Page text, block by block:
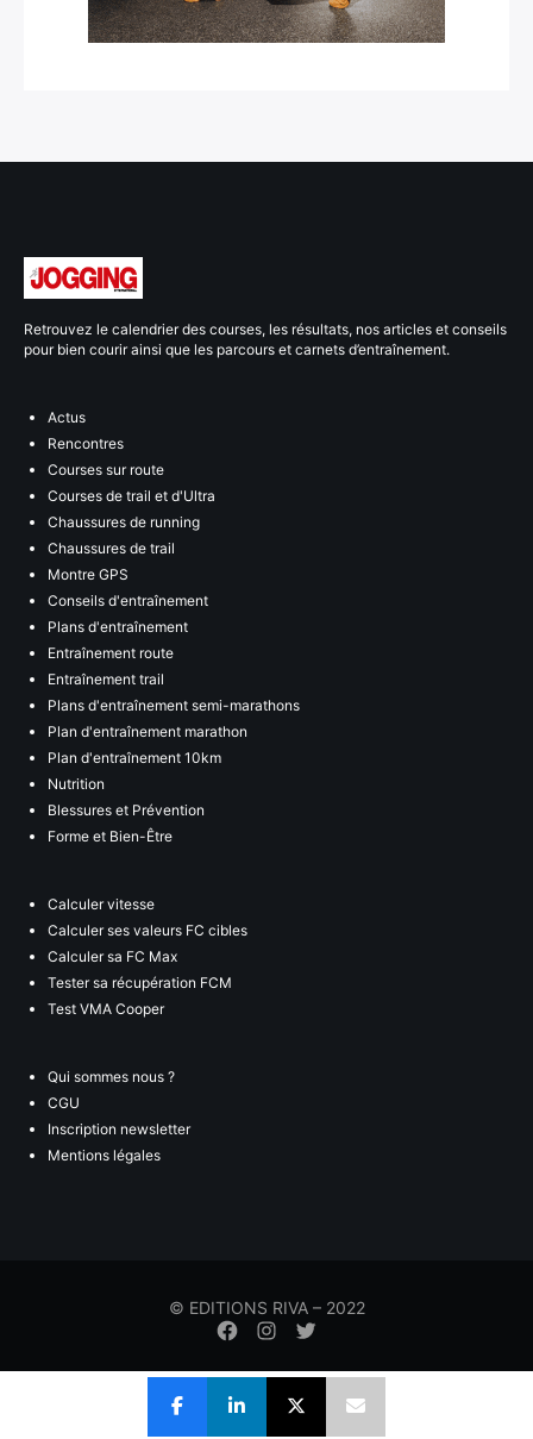
Retrouvez le calendrier des courses, les résultats, nos articles et conseils
pour bien courir ainsi que les parcours et carnets d’entraînement.
Actus
Rencontres
Courses sur route
Courses de trail et d'Ultra
Chaussures de running
Chaussures de trail
Montre GPS
Conseils d'entraînement
Plans d'entraînement
Entraînement route
Entraînement trail
Plans d'entraînement semi-marathons
Plan d'entraînement marathon
Plan d'entraînement 10km
Nutrition
Blessures et Prévention
Forme et Bien-Être
Calculer vitesse
Calculer ses valeurs FC cibles
Calculer sa FC Max
Tester sa récupération FCM
Test VMA Cooper
Qui sommes nous ?
CGU
Inscription newsletter
Mentions légales
© EDITIONS RIVA – 2022
Élément
menude
de